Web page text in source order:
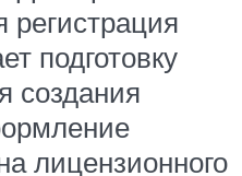
регистрация
подготовку
создания
лицензионного